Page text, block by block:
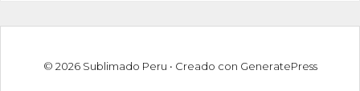
© 2026 Sublimado Peru • Creado con GeneratePress